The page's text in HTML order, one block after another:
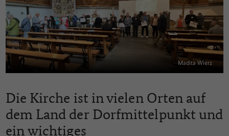
Madita Wierz
Die Kirche ist in vielen Orten auf
dem Land der Dorfmittelpunkt und
ein wichtiges